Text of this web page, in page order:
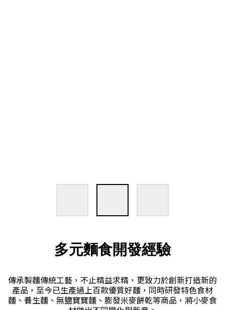
多元麵食開發經驗
傳承製麵傳統工藝，不止精益求精，更致力於創新打造新的
產品，至今已生產過上百款優質好麵，同時研發特色食材
麵、養生麵、無鹽寶寶麵、膨發米麥餅乾等商品，將小麥食